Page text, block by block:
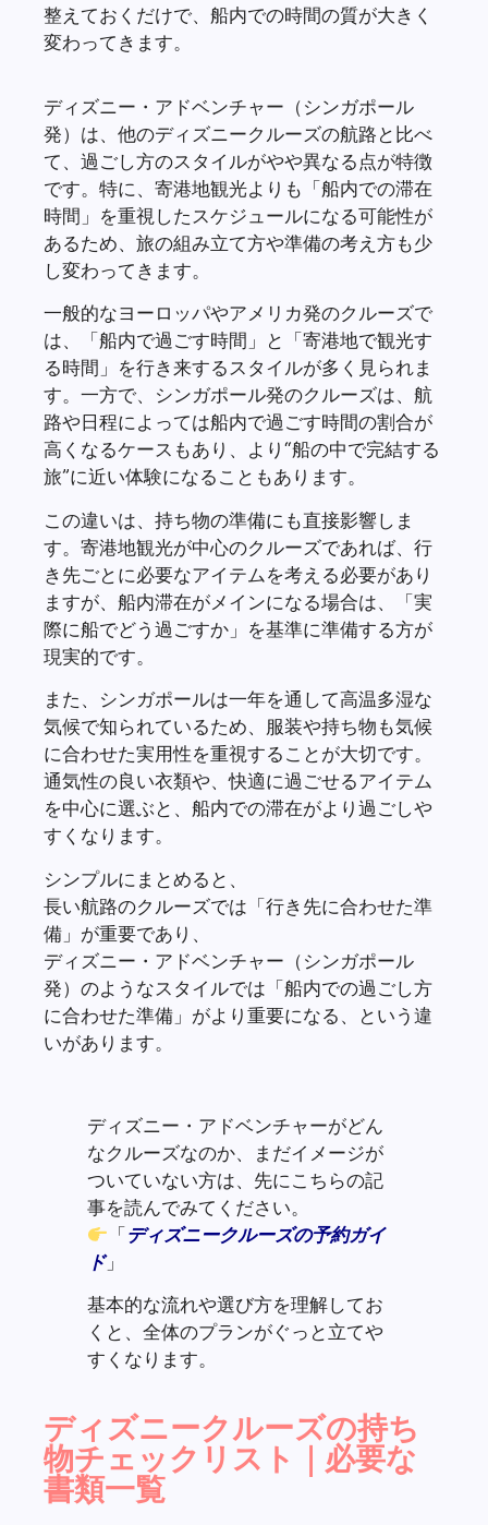
整えておくだけで、船内での時間の質が大きく
変わってきます。
ディズニー・アドベンチャー（シンガポール
発）は、他のディズニークルーズの航路と比べ
て、過ごし方のスタイルがやや異なる点が特徴
です。特に、寄港地観光よりも「船内での滞在
時間」を重視したスケジュールになる可能性が
あるため、旅の組み立て方や準備の考え方も少
し変わってきます。
一般的なヨーロッパやアメリカ発のクルーズで
は、「船内で過ごす時間」と「寄港地で観光す
る時間」を行き来するスタイルが多く見られま
す。一方で、シンガポール発のクルーズは、航
路や日程によっては船内で過ごす時間の割合が
高くなるケースもあり、より“船の中で完結する
旅”に近い体験になることもあります。
この違いは、持ち物の準備にも直接影響しま
す。寄港地観光が中心のクルーズであれば、行
き先ごとに必要なアイテムを考える必要があり
ますが、船内滞在がメインになる場合は、「実
際に船でどう過ごすか」を基準に準備する方が
現実的です。
また、シンガポールは一年を通して高温多湿な
気候で知られているため、服装や持ち物も気候
に合わせた実用性を重視することが大切です。
通気性の良い衣類や、快適に過ごせるアイテム
を中心に選ぶと、船内での滞在がより過ごしや
すくなります。
シンプルにまとめると、
長い航路のクルーズでは「行き先に合わせた準
備」が重要であり、
ディズニー・アドベンチャー（シンガポール
発）のようなスタイルでは「船内での過ごし方
に合わせた準備」がより重要になる、という違
いがあります。
ディズニー・アドベンチャーがどん
なクルーズなのか、まだイメージが
ついていない方は、先にこちらの記
事を読んでみてください。
「ディズニークルーズの予約ガイ
ド」
基本的な流れや選び方を理解してお
くと、全体のプランがぐっと立てや
すくなります。
ディズニークルーズの持ち
物チェックリスト｜必要な
書類一覧